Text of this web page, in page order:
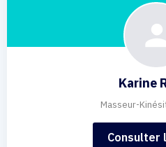
Karine
Masseur-
Consulter